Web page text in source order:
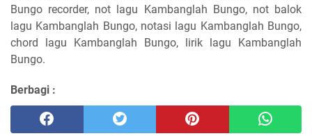
Bungo recorder, not lagu Kambanglah Bungo, not balok
lagu Kambanglah Bungo, notasi lagu Kambanglah Bungo,
chord lagu Kambanglah Bungo, lirik lagu Kambanglah
Bungo.
Berbagi :